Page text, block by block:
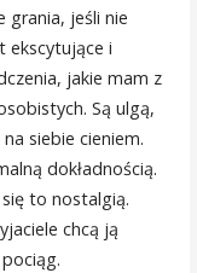
grania, jeśli nie
ekscytujące i
jakie mam z
Są ulgą,
siebie cieniem.
dokładnością.
to nostalgią.
chcą ją